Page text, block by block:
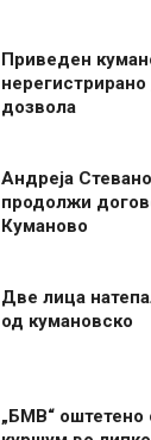
Приведен
нерегистрирано
дозвола
Андреја
продолжи
Куманово
Две лица
од кумановско
„БМВ“ оштетено